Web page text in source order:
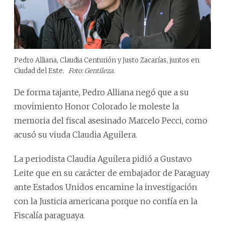
Pedro Alliana, Claudia Centurión y Justo Zacarías, juntos en
Ciudad del Este. Foto: Gentileza.
De forma tajante, Pedro Alliana negó que a su
movimiento Honor Colorado le moleste la
memoria del fiscal asesinado Marcelo Pecci, como
acusó su viuda Claudia Aguilera.
La periodista Claudia Aguilera pidió a Gustavo
Leite que en su carácter de embajador de Paraguay
ante Estados Unidos encamine la investigación
con la Justicia americana porque no confía en la
Fiscalía paraguaya.